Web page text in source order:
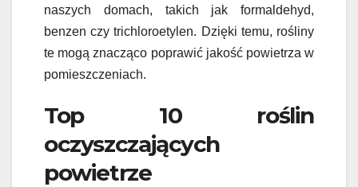
naszych domach, takich jak formaldehyd,
benzen czy trichloroetylen. Dzięki temu, rośliny
te mogą znacząco poprawić jakość powietrza w
pomieszczeniach.
Top 10 roślin
oczyszczających
powietrze